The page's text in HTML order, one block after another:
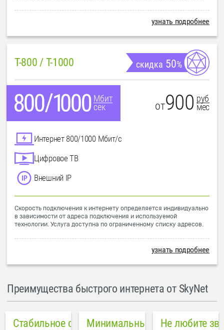
узнать подробнее
T-800 / T-1000 скидка 50%
Мбит
сек
от900 руб
мес
Интернет 800/1000 Мбит/с
Цифровое ТВ
Внешний IP
Скорость подключения к интернету определяется индивидуально
в зависимости от адреса подключения и используемой
технологии. Услуга доступна по ограниченному списку адресов.
узнать подробнее
Преимущества быстрого интернета от SkyNet
Стабильное соединениеМинимальный пинг в городе
Не любите